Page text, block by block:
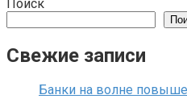
Поиск
Свежие записи
Банки на волне